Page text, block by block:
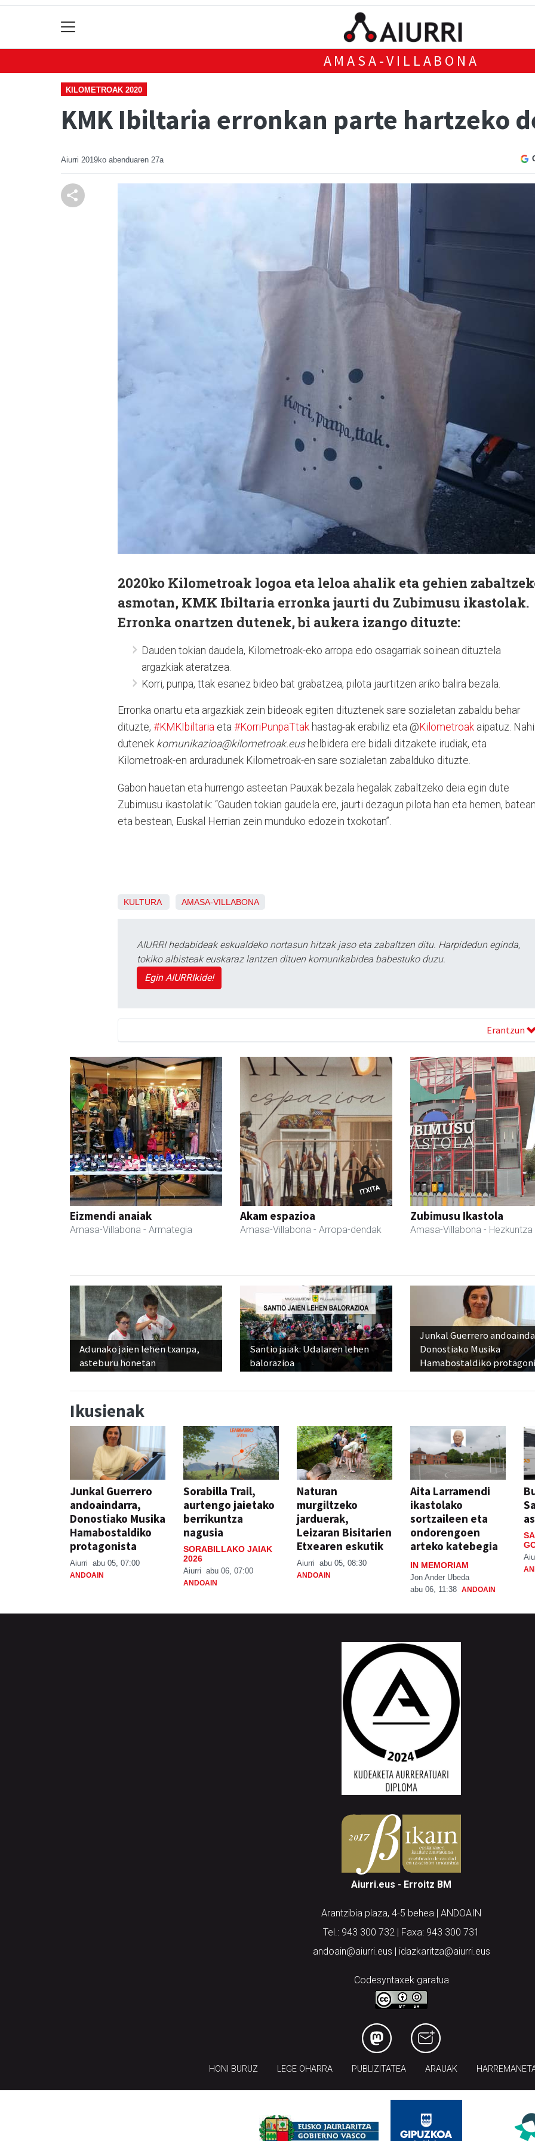
AMASA-VILLABONA
KILOMETROAK 2020
KMK Ibiltaria erronkan parte hartzeko
Aiurri 2019ko abenduaren 27a
2020ko Kilometroak logoa eta leloa ahalik eta gehien
asmotan, KMK Ibiltaria erronka jaurti du Zubimusu ikastolak.
Erronka onartzen dutenek, bi aukera izango dituzte:
Dauden tokian daudela, Kilometroak-eko arropa edo osagarriak soinean dituztela
argazkiak ateratzea.
Korri, punpa, ttak esanez bideo bat grabatzea, pilota jaurtitzen ariko balira bezala.
Erronka onartu eta argazkiak zein bideoak egiten dituztenek sare sozialetan zabaldu behar
dituzte, #KMKIbiltaria eta #KorriPunpaTtak hastag-ak erabiliz eta @ Kilometroak aipatuz. Nahi
dutenek komunikazioa@kilometroak.eushelbidera ere bidali ditzakete irudiak, eta
Kilometroak-en arduradunek Kilometroak-en sare sozialetan zabalduko dituzte.
Gabon hauetan eta hurrengo asteetan Pauxak bezala hegalak zabaltzeko deia egin dute
Zubimusu ikastolatik: “Gauden tokian gaudela ere, jaurti dezagun pilota han eta hemen,
eta bestean, Euskal Herrian zein munduko edozein txokotan”.
KULTURA AMASA-VILLABONA
AIURRI hedabideak eskualdeko nortasun hitzak jaso eta zabaltzen ditu. Harpidedun eginda,
tokiko albisteak euskaraz lantzen dituen komunikabidea babestuko duzu.
Egin AIURRIkide!
Erantzun
Eizmendi anaiak
Amasa-Villabona - Armategia
Akam espazioa
Amasa-Villabona - Arropa-dendak
Zubimusu Ikastola
Amasa-Villabona - Hezkuntza
Adunako jaien lehen txanpa,
asteburu honetan
Santio jaiak: Udalaren lehen
balorazioa
Junkal Guerrero
Donostiako Musika
Hamabostaldiko
Ikusienak
Junkal Guerrero
andoaindarra,
Donostiako Musika
Hamabostaldiko
protagonista
Aiurri abu 05, 07:00
ANDOAIN
Sorabilla Trail,
aurtengo jaietako
berrikuntza
nagusia
SORABILLAKO JAIAK
2026
Aiurri abu 06, 07:00
ANDOAIN
Naturan
murgiltzeko
jarduerak,
Leizaran Bisitarien
Etxearen eskutik
Aiurri abu 05, 08:30
ANDOAIN
Aita Larramendi
ikastolako
sortzaileen eta
ondorengoen
arteko katebegia
IN MEMORIAM
Jon Ander Ubeda
abu 06, 11:38 ANDOAIN
Aiurri.eus - Erroitz BM
Arantzibia plaza, 4-5 behea | ANDOAIN
Tel.: 943 300 732 | Faxa: 943 300 731
andoain@aiurri.eus | idazkaritza@aiurri.eus
Codesyntaxek garatua
HONI BURUZ LEGE OHARRA PUBLIZITATEA ARAUAK